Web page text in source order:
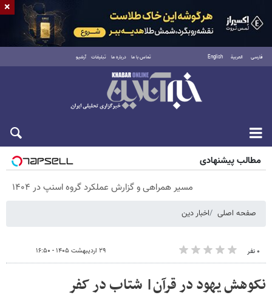
فارسی العربية English تماس با ما درباره ما تبلیغات آرشیو
پنجشنبه ۱۵ مرداد ۱۴۰۵
مطالب پیشنهادی
مسیر همراهی و گزارش عملکرد گروه اسنپ در ۱۴۰۴
صفحه اصلی اخبار دین
۰ نفر ۲۹ اردیبهشت ۱۴۰۵ - ۱۶:۵۰
نکوهش یهود در قرآن| شتاب در کفر
×